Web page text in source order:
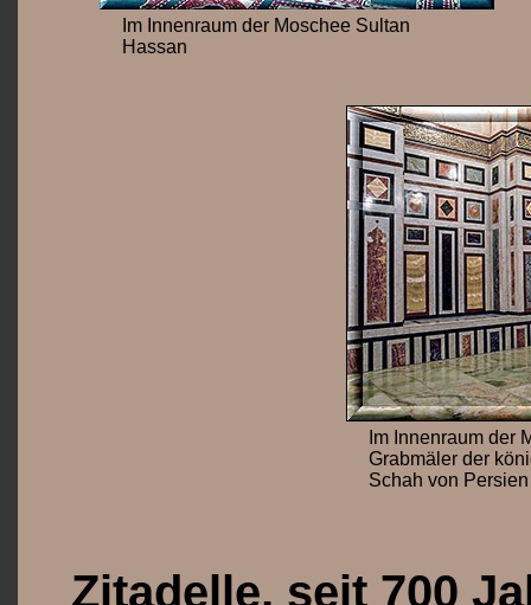
Im Innenraum der Moschee Sultan
Hassan
Im Innenraum der
Grabmäler der
Schah von
Zitadelle, seit 700